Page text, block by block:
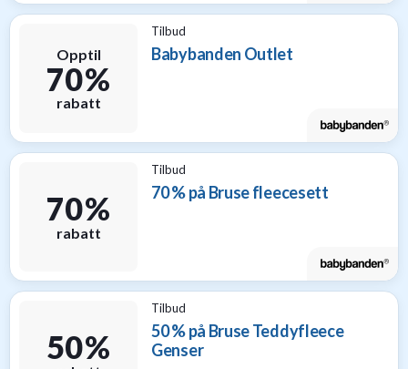
Opptil
70 %
rabatt
Tilbud
Babybanden Outlet
70 %
rabatt
Tilbud
70 % på Bruse fleecesett
50 %
Tilbud
50 % på Bruse Teddyfleece
Genser